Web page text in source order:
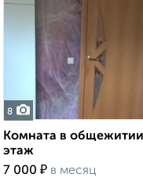
8
Комната в
этаж
7 000 ₽ в месяц